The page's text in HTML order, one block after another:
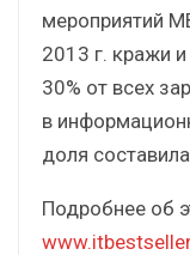
мероприятий
2013 г. кражи
30% от всех
в
доля
Подробнее об